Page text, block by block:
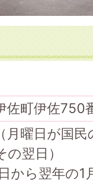
佐町伊佐750
月曜日が国
翌日）
から翌年の1